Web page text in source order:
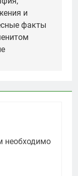
и
факты
необходимо